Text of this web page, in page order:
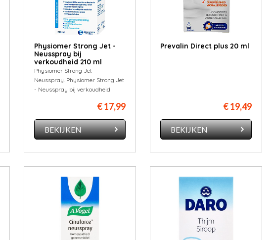
Physiomer Strong Jet -
Neusspray bij
verkoudheid 210 ml
Physiomer Strong Jet
Neusspray. Physiomer Strong Jet
- Neusspray bij verkoudheid
€ 17,99
BEKIJKEN
Pre­va­lin Di­rect plus 20 ml
€ 19,49
BEKIJKEN